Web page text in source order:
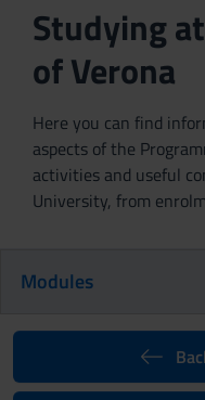
Studying
of Verona
Here you can find
aspects of the
activities and useful
University, from
Modules